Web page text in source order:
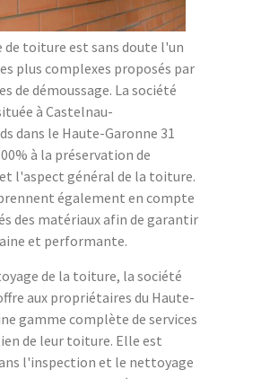
de toiture est sans doute l'un
plus complexes proposés par
de démoussage. La société
à Castelnau-
dans le Haute-Garonne 31
à la préservation de
l'aspect général de la toiture.
également en compte
des matériaux afin de garantir
et performante.
de la toiture, la société
aux propriétaires du Haute-
gamme complète de services
de leur toiture. Elle est
l'inspection et le nettoyage